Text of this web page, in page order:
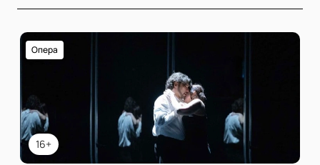
16+
Опера